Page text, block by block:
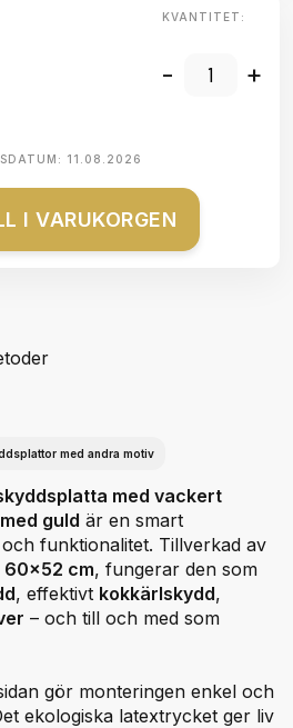
KVANTITET:
- +
11.08.2026
I VARUKORGEN
med andra motiv
med vackert
guld är en smart
funktionalitet. Tillverkad av
60x52 cm, fungerar den som
, effektivt kokkärlskydd,
– och till och med som
gör monteringen enkel och
ekologiska latextrycket ger liv